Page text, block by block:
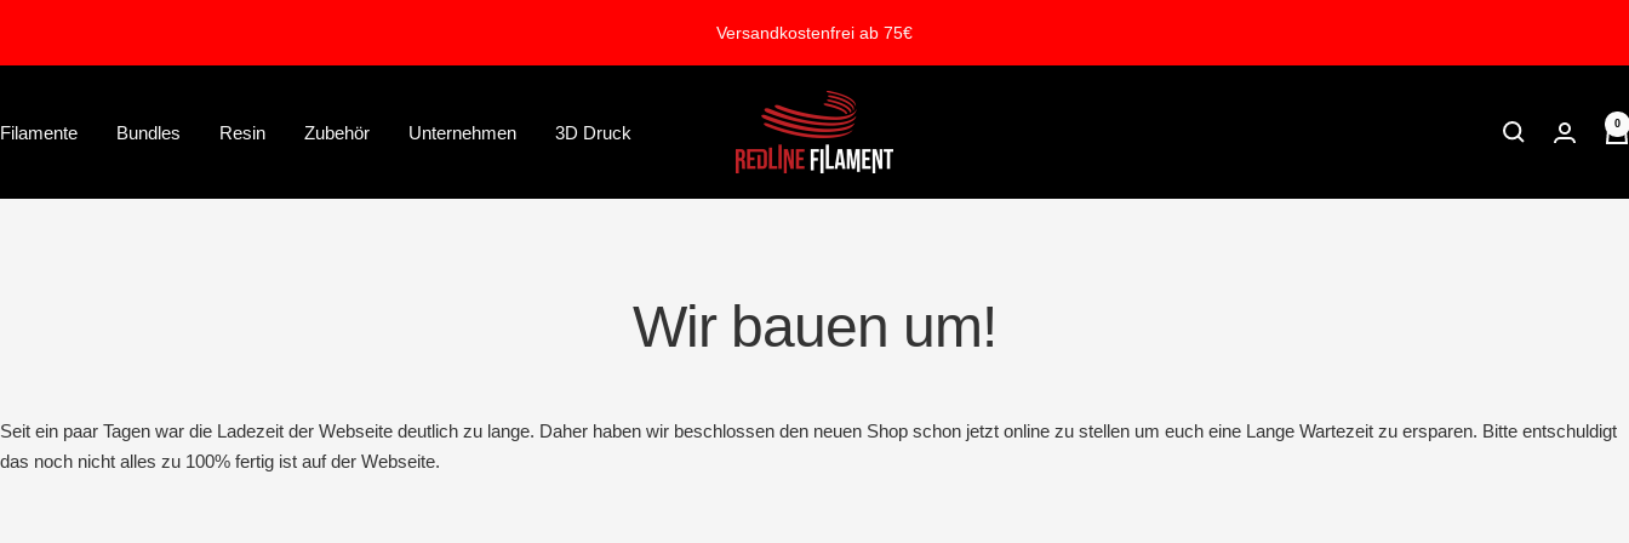
Versandkostenfrei ab 75€
Filamente Bundles Resin Zubehör Unternehmen 3D Druck
REDLINE
FILAMENT
0
Wir bauen um!
Seit ein paar Tagen war die Ladezeit der Webseite deutlich zu lange. Daher haben wir beschlossen den neuen Shop schon jetzt online zu stellen um euch eine Lange Wartezeit zu ersparen. Bitte entschuldigt
das noch nicht alles zu 100% fertig ist auf der Webseite.